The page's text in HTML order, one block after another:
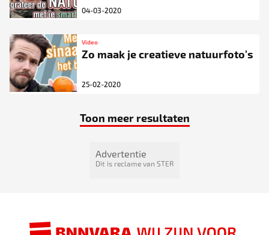
04-03-2020
Video
Zo maak je creatieve natuurfoto's
25-02-2020
Toon meer resultaten
Advertentie
Dit is reclame van STER